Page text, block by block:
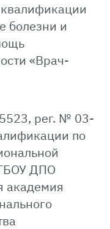
болезни и
«Врач-
рег. № 03-
по
ДПО
академия